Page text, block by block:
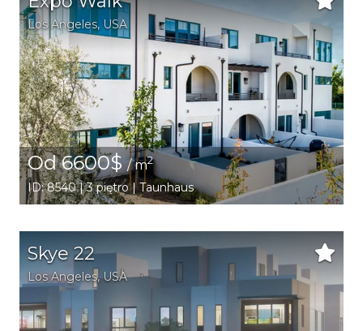
Los Angeles, USA
Od 6600$/ m2
ID: 8540 | 3 piętro | Taunhaus
Skye 22
Los Angeles,USA